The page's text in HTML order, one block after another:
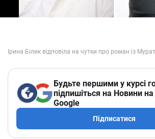
Будьте першими у курсі
підпишіться на Новини на
Google
Підписатися